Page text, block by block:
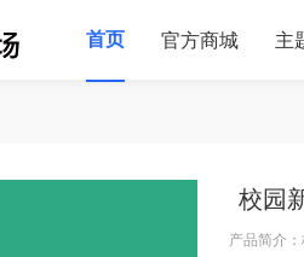
首页 官方商城 主
校园
产品简介